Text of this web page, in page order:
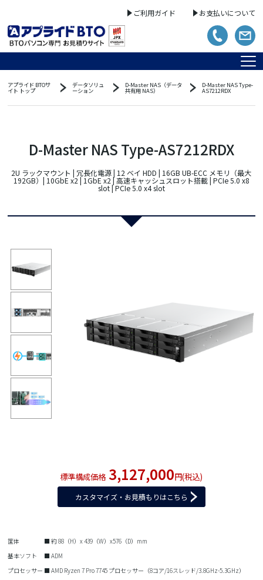
ご利用ガイド お支払いについて
アプライド BTOサ
イト トップ
データソリュ
ーション
D-Master NAS（データ
共有用 NAS）
D-Master NAS Type-
AS7212RDX
D-Master NAS Type-AS7212RDX
2U ラックマウント | 冗長化電源 | 12 ベイ HDD | 16GB UB-ECC メモリ（最大
192GB）| 10GbE x2 | 1GbE x2 | 高速キャッシュスロット搭載 | PCIe 5.0 x8
slot | PCIe 5.0 x4 slot
標準構成価格3,127,000円(税込)
カスタマイズ・お見積もりはこちら
筐体
■ 約 88（H）x 439（W）x576（D）mm
基本ソフト
■ ADM
プロセッサー ■ AMD Ryzen 7 Pro 7745 プロセッサー（8コア/16スレッド/3.8GHz-5.3GHz）